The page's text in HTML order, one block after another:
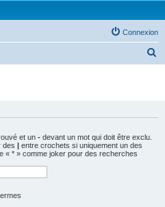
Connexion
e
et un - devant un mot qui doit être exclu.
des | entre crochets si uniquement un des
« * » comme joker pour des recherches